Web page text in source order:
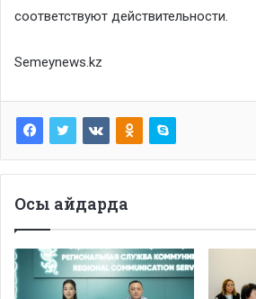
соответствуют действительности.
Semeynews.kz
Осы айдарда